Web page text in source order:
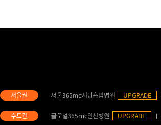
서울365mc지방흡입병원 UPGRADE
글로벌365mc인천병원 UPGRADE